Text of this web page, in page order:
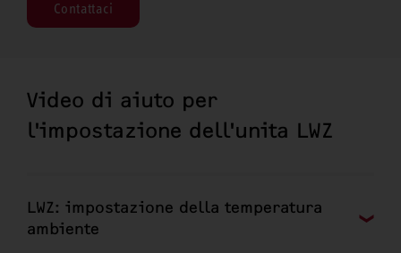
Contattaci
Video di aiuto per
l'impostazione dell'unita LWZ
LWZ: impostazione della temperatura
ambiente